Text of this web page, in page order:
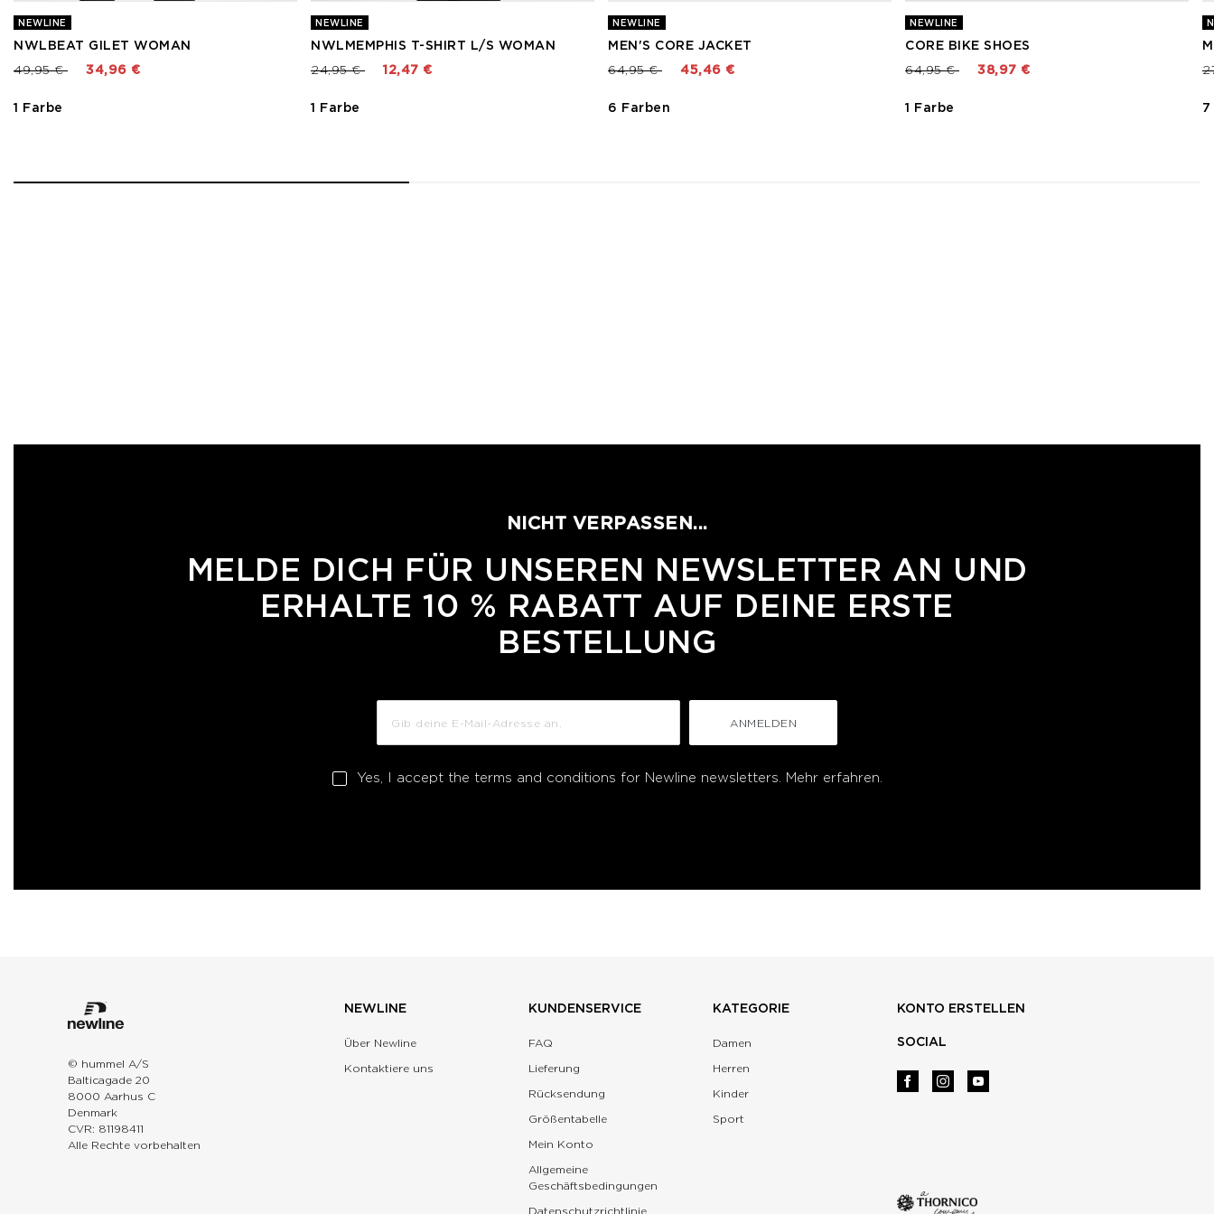
NEWLINE
NWLBEAT GILET WOMAN
Preis reduziert von
49,95 €bis 34,96 €
1 Farbe
NEWLINE
NWLMEMPHIS T-SHIRT L/S WOMAN
Preis reduziert von
24,95 €bis 12,47 €
1 Farbe
NEWLINE
MEN'S CORE JACKET
Preis reduziert von
64,95 €bis 45,46 €
6 Farben
NEWLINE
CORE BIKE SHOES
Preis reduziert von
64,95 €bis 38,97 €
1 Farbe 7
NICHT VERPASSEN...
MELDE DICH FÜR UNSEREN NEWSLETTER AN UND
ERHALTE 10 % RABATT AUF DEINE ERSTE
BESTELLUNG
ANMELDEN
Yes, I accept the terms and conditions for Newline newsletters. Mehr erfahren.
© hummel A/S
Balticagade 20
8000 Aarhus C
Denmark
CVR: 81198411
Alle Rechte vorbehalten
NEWLINE
Über Newline
Kontaktiere uns
KUNDENSERVICE
FAQ
Lieferung
Rücksendung
Größentabelle
Mein Konto
Allgemeine
Geschäftsbedingungen
Datenschutzrichtlinie
KATEGORIE
Damen
Herren
Kinder
Sport
KONTO ERSTELLEN
SOCIAL